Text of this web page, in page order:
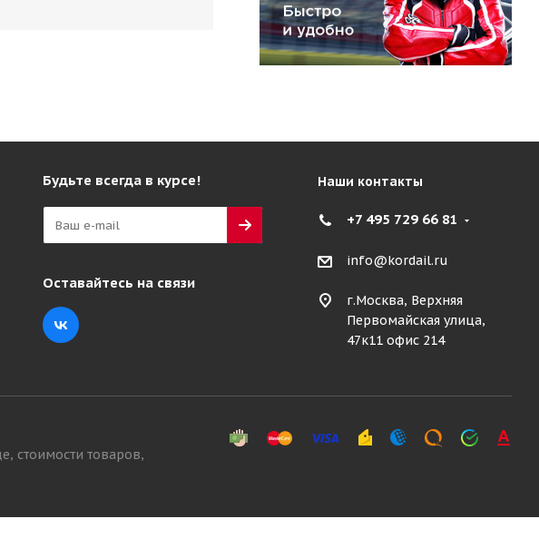
Будьте всегда в курсе!
Оставайтесь на связи
Наши контакты
+7 495 729 66 81
info@kordail.ru
г.Москва, Верхняя
Первомайская улица,
47к11 офис 214
стоимости товаров,